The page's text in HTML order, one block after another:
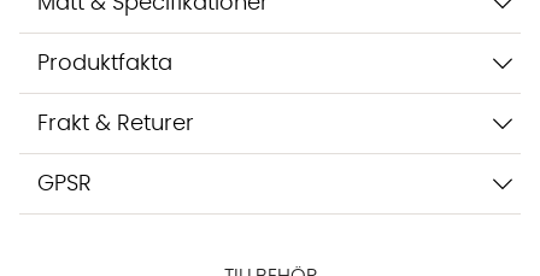
Produktfakta
Frakt & Returer
GPSR
sparas i upp till 24 timmar för att kunna hjälpa dig. Vi delar
inte dina uppgifter med tredje part. Läs mer i vår
Jag godkänner att konversationen sparas